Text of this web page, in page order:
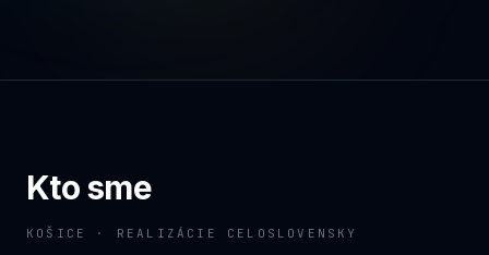
Kto sme
KOŠICE · REALIZÁCIE CELOSLOVENSKY